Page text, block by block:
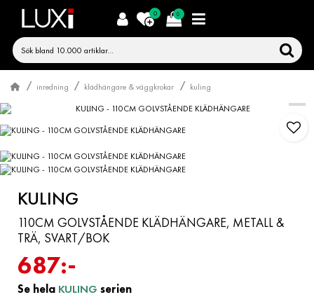
0 0
inredning klädhängare & väggkrokar kuling
KULING
110CM GOLVSTÅENDE KLÄDHÄNGARE, METALL &
TRÄ, SVART/BOK
687:-
Se hela KULING serien